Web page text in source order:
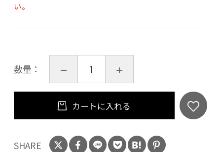
い。
数量：
カートに入れる
SHARE